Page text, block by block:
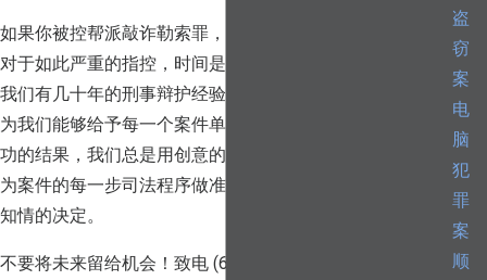
如果你被控帮派敲诈勒索罪，你应该立即联络我们律师楼。
对于如此严重的指控，时间是关键。在高柏格杜宾律师楼，
我们有几十年的刑事辩护经验。我们有能力为你辩护。我们
为我们能够给予每一个案件单独的关注而自豪。为了获得成
功的结果，我们总是用创意的思维办案，协同我们客户一起
为案件的每一步司法程序做准备，帮助客户为自己的未来做
知情的决定。
不要将未来留给机会！致电 (646) 681-5997
盗
窃
案
电
脑
犯
罪
案
顺